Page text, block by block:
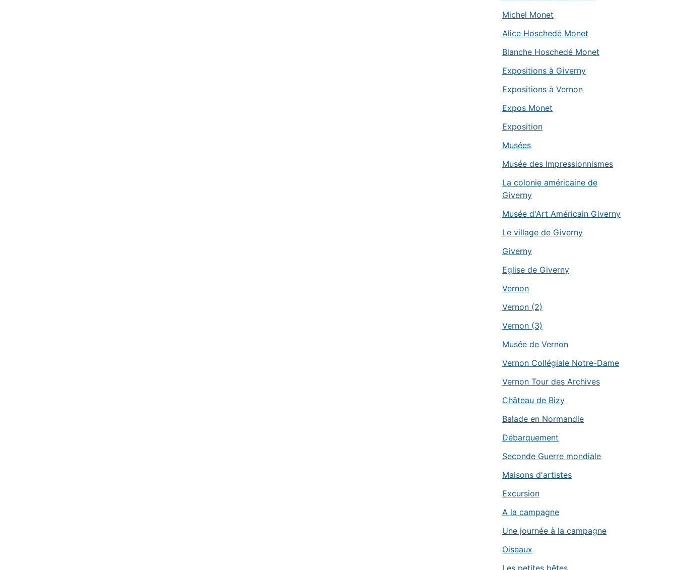
Michel Monet
Alice Hoschedé Monet
Blanche Hoschedé Monet
Expositions à Giverny
Expositions à Vernon
Expos Monet
Exposition
Musées
Musée des Impressionnismes
La colonie américaine de
Giverny
Musée d'Art Américain Giverny
Le village de Giverny
Giverny
Eglise de Giverny
Vernon
Vernon (2)
Vernon (3)
Musée de Vernon
Vernon Collégiale Notre-Dame
Vernon Tour des Archives
Château de Bizy
Balade en Normandie
Débarquement
Seconde Guerre mondiale
Maisons d'artistes
Excursion
A la campagne
Une journée à la campagne
Oiseaux
Les petites bêtes